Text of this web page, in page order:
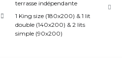
terrasse indépendante
1 King size (180x200) & 1 lit
double (140x200) & 2 lits
simple (90x200)